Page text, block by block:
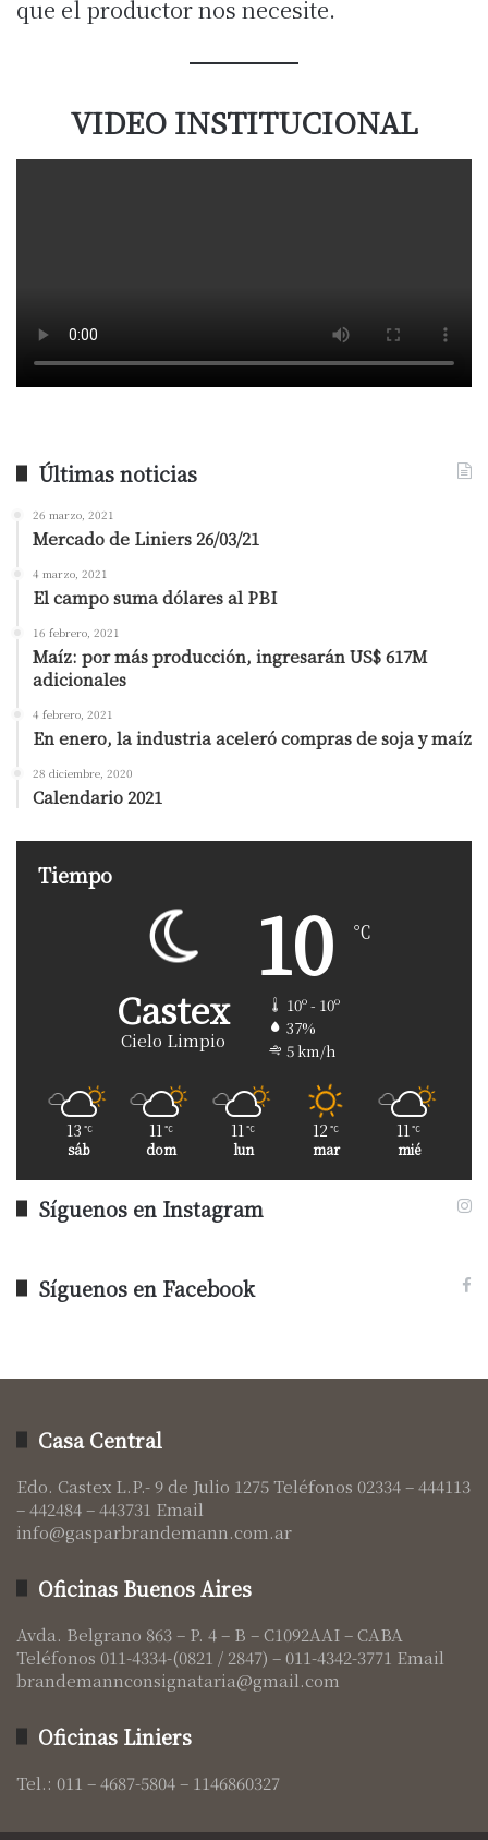
que el productor nos necesite.
VIDEO INSTITUCIONAL
Últimas noticias
26 marzo, 2021
Mercado de Liniers 26/03/21
4 marzo, 2021
El campo suma dólares al PBI
16 febrero, 2021
Maíz: por más producción, ingresarán US$ 617M
adicionales
4 febrero, 2021
En enero, la industria aceleró compras de soja y maíz
28 diciembre, 2020
Calendario 2021
Tiempo
Castex
Cielo Limpio
10 ℃
10º - 10º
37%
5 km/h
13 ℃
sáb
11 ℃
dom
11 ℃
lun
12 ℃
mar
11 ℃
mié
Síguenos en Instagram
Síguenos en Facebook
Casa Central
Edo. Castex L.P.- 9 de Julio 1275 Teléfonos 02334 – 444113
– 442484 – 443731 Email
info@gasparbrandemann.com.ar
Oficinas Buenos Aires
Avda. Belgrano 863 – P. 4 – B – C1092AAI – CABA
Teléfonos 011-4334-(0821 / 2847) – 011-4342-3771 Email
brandemannconsignataria@gmail.com
Oficinas Liniers
Tel.: 011 – 4687-5804 – 1146860327